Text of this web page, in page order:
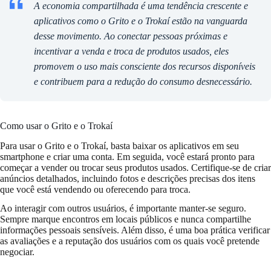
A economia compartilhada é uma tendência crescente e
aplicativos como o Grito e o Trokaí estão na vanguarda
desse movimento. Ao conectar pessoas próximas e
incentivar a venda e troca de produtos usados, eles
promovem o uso mais consciente dos recursos disponíveis
e contribuem para a redução do consumo desnecessário.
Como usar o Grito e o Trokaí
Para usar o Grito e o Trokaí, basta baixar os aplicativos em seu
smartphone e criar uma conta. Em seguida, você estará pronto para
começar a vender ou trocar seus produtos usados. Certifique-se de criar
anúncios detalhados, incluindo fotos e descrições precisas dos itens
que você está vendendo ou oferecendo para troca.
Ao interagir com outros usuários, é importante manter-se seguro.
Sempre marque encontros em locais públicos e nunca compartilhe
informações pessoais sensíveis. Além disso, é uma boa prática verificar
as avaliações e a reputação dos usuários com os quais você pretende
negociar.